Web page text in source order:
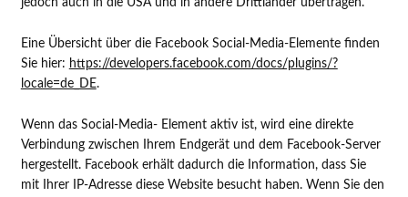
jedoch auch in die USA und in andere Drittländer übertragen.
Eine Übersicht über die Facebook Social-Media-Elemente finden
Sie hier: https://developers.facebook.com/docs/plugins/?
locale=de_DE.
Wenn das Social-Media- Element aktiv ist, wird eine direkte
Verbindung zwischen Ihrem Endgerät und dem Facebook-Server
hergestellt. Facebook erhält dadurch die Information, dass Sie
mit Ihrer IP-Adresse diese Website besucht haben. Wenn Sie den